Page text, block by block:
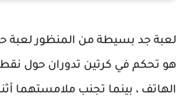
لعبة جد بسيطة من المنظور لعبة
هو تحكم في كرتين تدوران حول
الهاتف ، بينما تجنب ملامستهما